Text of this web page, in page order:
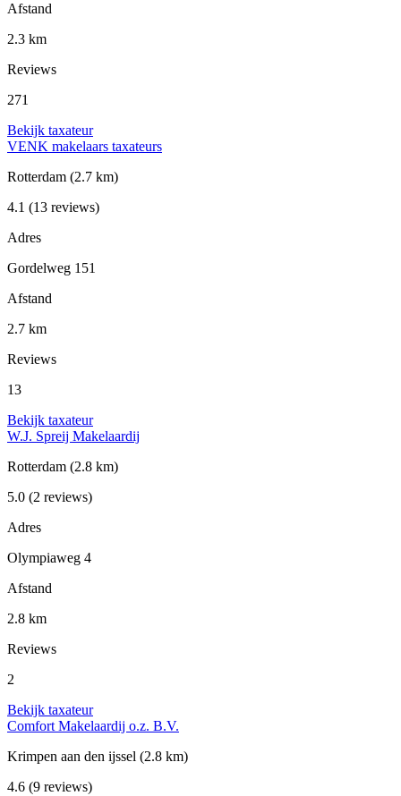
Afstand
2.3 km
Reviews
271
Bekijk taxateur
VENK makelaars taxateurs
Rotterdam (2.7 km)
4.1 (13 reviews)
Adres
Gordelweg 151
Afstand
2.7 km
Reviews
13
Bekijk taxateur
W.J. Spreij Makelaardij
Rotterdam (2.8 km)
5.0 (2 reviews)
Adres
Olympiaweg 4
Afstand
2.8 km
Reviews
2
Bekijk taxateur
Comfort Makelaardij o.z. B.V.
Krimpen aan den ijssel (2.8 km)
4.6 (9 reviews)